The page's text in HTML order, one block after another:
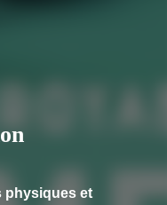
physiques et